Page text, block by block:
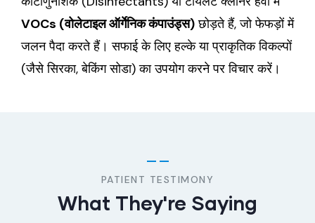
VOCs (वोलेटाइल ऑर्गेनिक कंपाउंड्स)छोड़ते हैं, जो फेफड़ों में
जलन पैदा करते हैं। सफाई के लिए हल्के या प्राकृतिक विकल्पों
(जैसे सिरका, बेकिंग सोडा) का उपयोग करने पर विचार करें।
PATIENT TESTIMONY
What They're Saying